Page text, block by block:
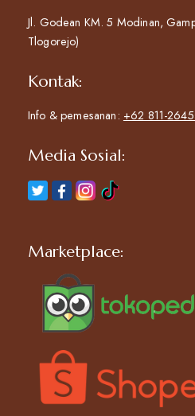
Jl. Godean KM. 5 Modinan,
Tlogorejo)
Kontak:
Info & pemesanan: +62 811-
Media Sosial:
Marketplace: